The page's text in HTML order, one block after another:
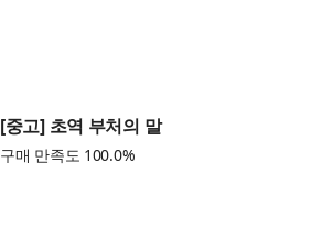
[중고] 초역 부처의 말
구매 만족도 100.0%